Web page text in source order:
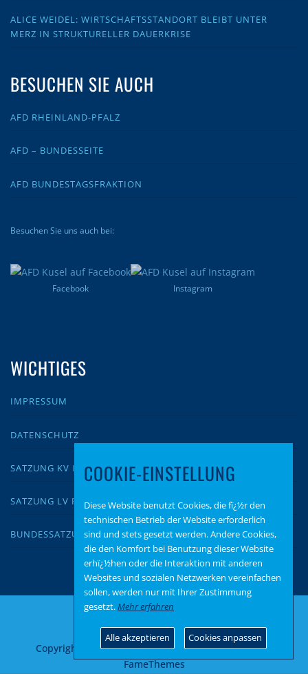
ALICE WEIDEL: WIRTSCHAFTSSTANDORT BLEIBT UNTER
MERZ IN STRUKTURELLER DAUERKRISE
BESUCHEN SIE AUCH
AFD RHEINLAND-PFALZ
AFD – BUNDESSEITE
AFD BUNDESTAGSFRAKTION
Besuchen Sie uns auch bei:
Facebook Instagram
WICHTIGES
IMPRESSUM
DATENSCHUTZ
SATZUNG KV KUSEL
SATZUNG LV RLP
BUNDESSATZUNG
Copyright © 2026 AfD Kusel–OnePressTheme von
FameThemes
COOKIE-EINSTELLUNG
Diese Website benutzt Cookies, die fï¿½r den
technischen Betrieb der Website erforderlich
sind und stets gesetzt werden. Andere Cookies,
die den Komfort bei Benutzung dieser Website
erhï¿½hen oder die Interaktion mit anderen
Websites und sozialen Netzwerken vereinfachen
sollen, werden nur mit Ihrer Zustimmung
gesetzt.Mehr erfahren
Alle akzeptieren Cookies anpassen